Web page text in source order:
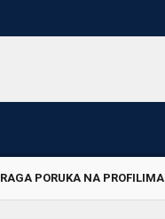
PORUKA NA PROFILIMA